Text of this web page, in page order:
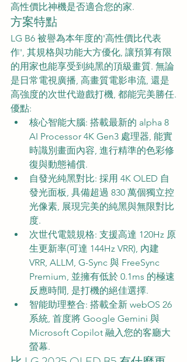
高性價比神機是否適合您的家.
方案特點
LG B6 被譽為本年度的'高性價比代表
作', 其規格與功能大方優化, 讓預算有限
的用家也能享受到純黑的頂級畫質. 無論
是日常電視廣播, 高畫質電影串流, 還是
高強度的次世代遊戲打機, 都能完美勝任.
優點:
核心智能大腦: 搭載最新的 alpha 8
AI Processor 4K Gen3 處理器, 能實
時識別畫面內容, 進行精準的色彩修
復與動態補償.
自發光純黑對比: 採用 4K OLED 自
發光面板, 具備超過 830 萬個獨立控
光像素, 展現完美的純黑與無限對比
度.
次世代電競規格: 支援高達 120Hz 原
生更新率(可達 144Hz VRR), 內建
VRR, ALLM, G-Sync 與 FreeSync
Premium, 並擁有低於 0.1ms 的極速
反應時間, 是打機的絕佳選擇.
智能助理整合: 搭載全新 webOS 26
系統, 首度將 Google Gemini 與
Microsoft Copilot 融入您的客廳大
螢幕.